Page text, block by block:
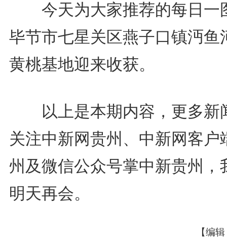
今天为大家推荐的每日一
毕节市七星关区燕子口镇沔鱼
黄桃基地迎来收获。
以上是本期内容，更多新
关注中新网贵州、中新网客户
州及微信公众号掌中新贵州，
明天再会。
【编